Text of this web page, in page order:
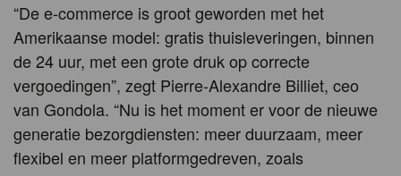
“De e-commerce is groot geworden met het
Amerikaanse model: gratis thuisleveringen, binnen
de 24 uur, met een grote druk op correcte
vergoedingen”, zegt Pierre-Alexandre Billiet, ceo
van Gondola. “Nu is het moment er voor de nieuwe
generatie bezorgdiensten: meer duurzaam, meer
flexibel en meer platformgedreven, zoals